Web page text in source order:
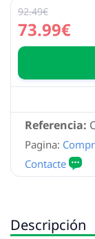
73.99€
92.49€
Referencia:
Pagina:
Descripción